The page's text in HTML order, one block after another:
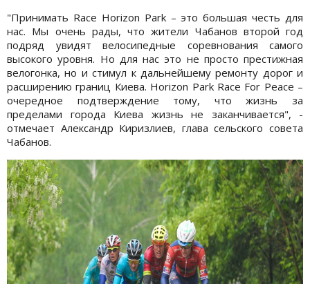
"Принимать Race Horizon Park – это большая честь для
нас. Мы очень рады, что жители Чабанов второй год
подряд увидят велосипедные соревнования самого
высокого уровня. Но для нас это не просто престижная
велогонка, но и стимул к дальнейшему ремонту дорог и
расширению границ Киева. Horizon Park Race For Peace –
очередное подтверждение тому, что жизнь за
пределами города Киева жизнь не заканчивается", -
отмечает Александр Киризлиев, глава сельского совета
Чабанов.